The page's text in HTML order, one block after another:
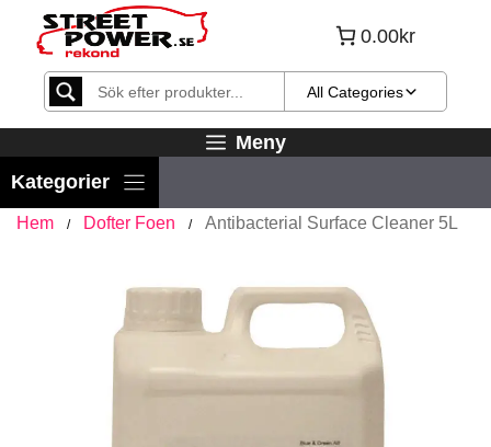
Hoppa
innehåll
0.00kr
All Categories
Meny
Hem / Dofter Foen / Antibacterial Surface Cleaner 5L